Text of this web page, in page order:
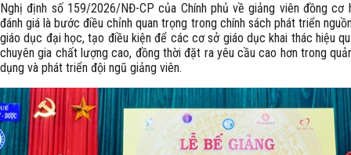
Nghị định số 159/2026/NĐ-CP của Chính phủ về giảng viên đồng cơ
đánh giá là bước điều chỉnh quan trọng trong chính sách phát triển
giáo dục đại học, tạo điều kiện để các cơ sở giáo dục khai thác hiệu
chuyên gia chất lượng cao, đồng thời đặt ra yêu cầu cao hơn trong
dụng và phát triển đội ngũ giảng viên.